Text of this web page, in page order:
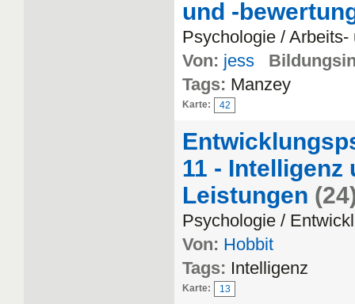
und -
Psychologie /
Von: jess
Tags: Manzey
Karte: 42
11 -
Leistungen
Psychologie /
Von: Hobbit
Tags: Intelligenz
Karte: 13